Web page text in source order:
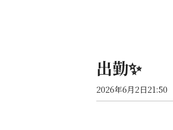
出勤✨
2026年6月2日21:50